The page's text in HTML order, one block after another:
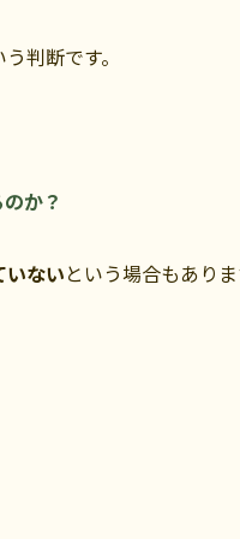
う判断です。
か？
いないという場合もあり